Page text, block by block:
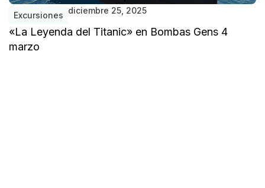
Excursiones diciembre 25, 2025
«La Leyenda del Titanic» en Bombas Gens 4
marzo